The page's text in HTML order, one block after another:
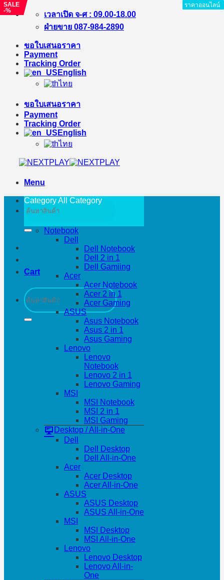
Skip
เวลาเปิด จ-ศ : 09.00-18.00
ฝ่ายขาย 087-984-2890
ขอใบเสนอราคา
Payment
Tracking Order
English
ไทย
ขอใบเสนอราคา
Payment
Tracking Order
English
ไทย
Menu
Search
for:
Cart
Search
for:
Category All Category
Notebook
Dell
Dell Notebook
Dell 2 in 1
Dell Gamiing
Acer
Acer Notebook
Acer 2 in 1
Acer Gaming
ASUS
Asus Notebook
Asus 2 in 1
Asus Gaming
Lenovo
Lenovo
Notebook
Lenovo 2 in 1
Lenovo Gaming
MSI
MSI Notebook
MSI 2 in 1
MSI Gaming
Desktop / All-in-One
Dell
Dell Desktop
Dell All-in-One
Acer
Acer Desktop
Acer All-in-One
ASUS
ASUS Desktop
ASUS All-in-One
MSI
MSI Desktop
MSI All-in-One
Lenovo
Lenovo Desktop
Lenovo All-in-
One
ราคาออนไลน์
ราคาออนไลน์
ราคาออนไลน์
ราคาออนไลน์
SALE
-%
ราคาออนไลน์
ราคาออนไลน์
SALE
-%
ราคาออนไลน์